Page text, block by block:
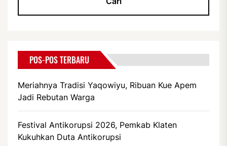
POS-POS TERBARU
Meriahnya Tradisi Yaqowiyu, Ribuan Kue Apem
Jadi Rebutan Warga
Festival Antikorupsi 2026, Pemkab Klaten
Kukuhkan Duta Antikorupsi